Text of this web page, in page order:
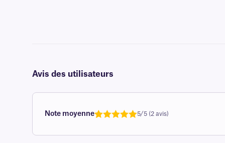
Avis des utilisateurs
Note moyenne
sur 5
5/5 (2 avis)